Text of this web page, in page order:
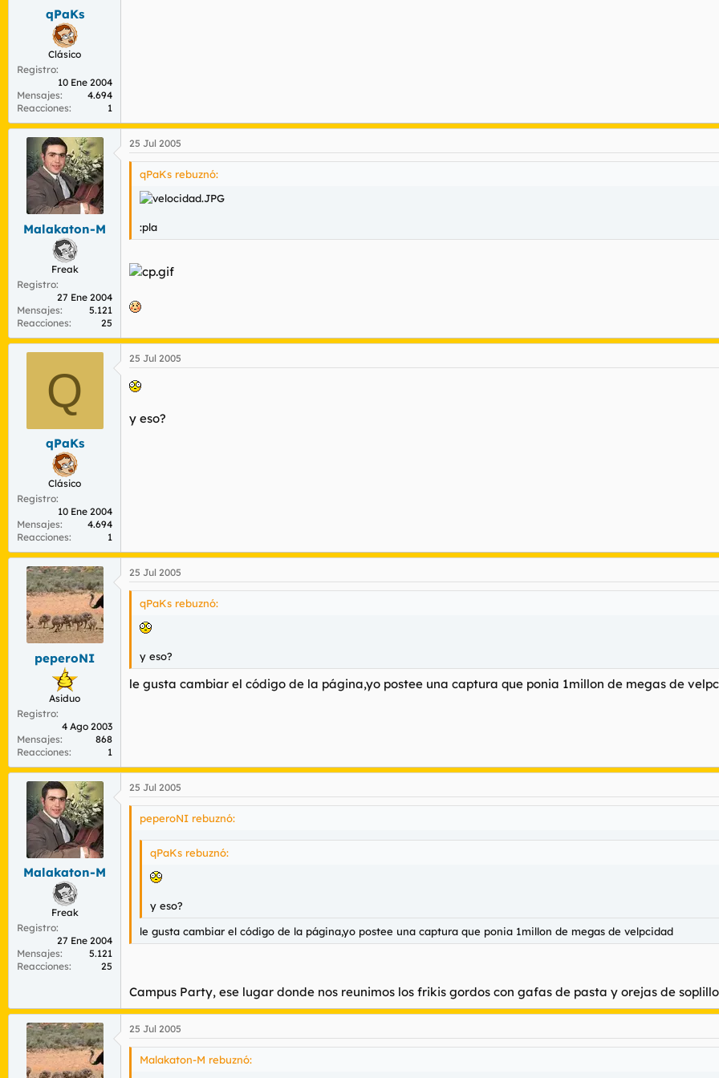
qPaKs
Clásico
Registro
10 Ene 2004
Mensajes
4.694
Reacciones
1
Malakaton-M
Freak
Registro
27 Ene 2004
Mensajes
5.121
Reacciones
25
25 Jul 2005
qPaKs rebuznó:
:pla
Q
qPaKs
Clásico
Registro
10 Ene 2004
Mensajes
4.694
Reacciones
1
25 Jul 2005
y eso?
peperoNI
Asiduo
Registro
4 Ago 2003
Mensajes
868
Reacciones
1
25 Jul 2005
qPaKs rebuznó:
y eso?
le gusta cambiar el código de la página,yo postee una captura que ponia 1millon de megas de
Malakaton-M
Freak
Registro
27 Ene 2004
Mensajes
5.121
Reacciones
25
25 Jul 2005
peperoNI rebuznó:
qPaKs rebuznó:
y eso?
le gusta cambiar el código de la página,yo postee una captura que ponia 1millon de megas de velpcidad
Campus Party, ese lugar donde nos reunimos los frikis gordos con gafas de pasta y orejas de
25 Jul 2005
Malakaton-M rebuznó: